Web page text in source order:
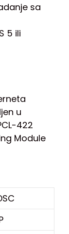
sa
5 ili
u
422
Module